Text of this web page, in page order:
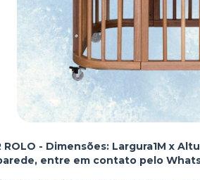
ROLO - Dimensões: Largura1M x
entre em contato pelo